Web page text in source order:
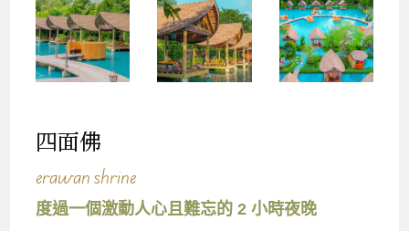
四面佛
erawan shrine
度過一個激動人心且難忘的 2 小時夜晚